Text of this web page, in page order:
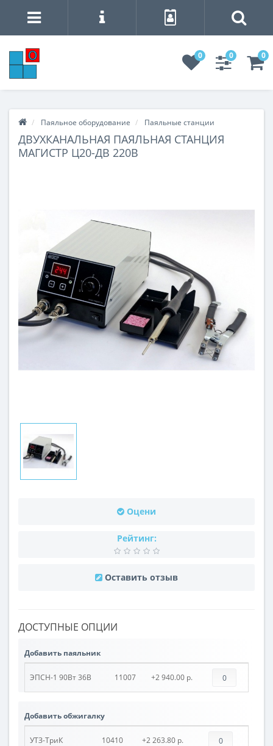
0 0 0
Паяльное оборудование Паяльные станции
ДВУХКАНАЛЬНАЯ ПАЯЛЬНАЯ СТАНЦИЯ
МАГИСТР Ц20-ДВ 220В
Оцени
Рейтинг:
Оставить отзыв
ДОСТУПНЫЕ ОПЦИИ
Добавить паяльник
ЭПСН-1 90Вт 36В 11007 +2 940.00 р.
Добавить обжигалку
УТЗ-ТриК 10410 +2 263.80 р.